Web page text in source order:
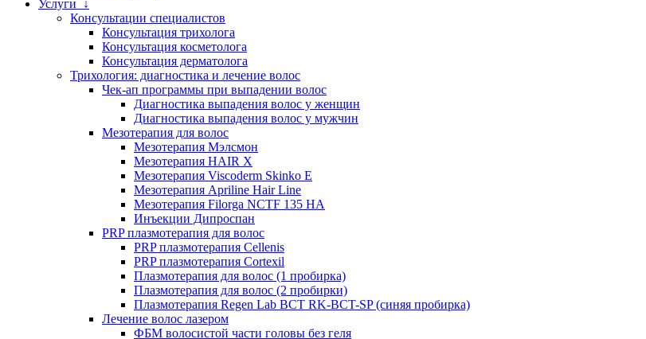
Услуги ↓
Консультации специалистов
Консультация трихолога
Консультация косметолога
Консультация дерматолога
Трихология: диагностика и лечение волос
Чек-ап программы при выпадении волос
Диагностика выпадения волос у женщин
Диагностика выпадения волос у мужчин
Мезотерапия для волос
Мезотерапия Мэлсмон
Мезотерапия HAIR X
Мезотерапия Viscoderm Skinko E
Мезотерапия Apriline Hair Line
Мезотерапия Filorga NCTF 135 HA
Инъекции Дипроспан
PRP плазмотерапия для волос
PRP плазмотерапия Cellenis
PRP плазмотерапия Cortexil
Плазмотерапия для волос (1 пробирка)
Плазмотерапия для волос (2 пробирки)
Плазмотерапия Regen Lab BCT RK-BCT-SP (синяя пробирка)
Лечение волос лазером
ФБМ волосистой части головы без геля